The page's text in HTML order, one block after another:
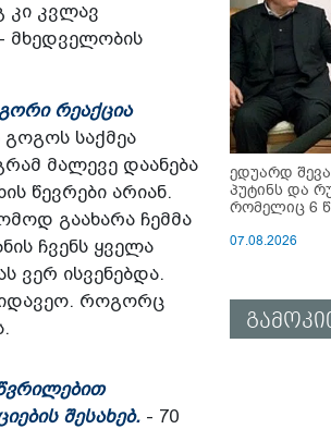
კი კვლავ
მხედველობის
რეაქცია
გოგოს საქმეა
მალევე დაანება
წევრები არიან.
გაახარა ჩემმა
ჩვენს ყველა
ვერ ისვენებდა.
როგორც
შესახებ. - 70
ედუარდ
პუტინს და
რომელიც 6
07.08.2026